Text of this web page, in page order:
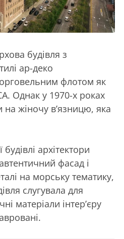
будівля з
ар-деко
флотом як
Однак у 1970-х роках
жіночу в’язницю, яка
архітектори
фасад і
на морську тематику,
слугувала для
матеріали інтер’єру